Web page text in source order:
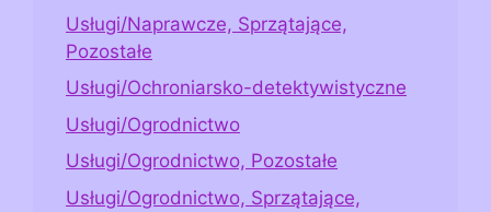
Usługi/Naprawcze, Sprzątające,
Pozostałe
Usługi/Ochroniarsko-detektywistyczne
Usługi/Ogrodnictwo
Usługi/Ogrodnictwo, Pozostałe
Usługi/Ogrodnictwo, Sprzątające,